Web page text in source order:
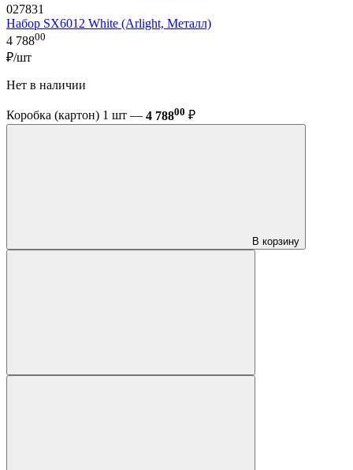
027831
Набор SX6012 White (Arlight, Металл)
4 78800
₽/шт
Нет в наличии
Коробка (картон) 1 шт — 4 78800 ₽
В корзину